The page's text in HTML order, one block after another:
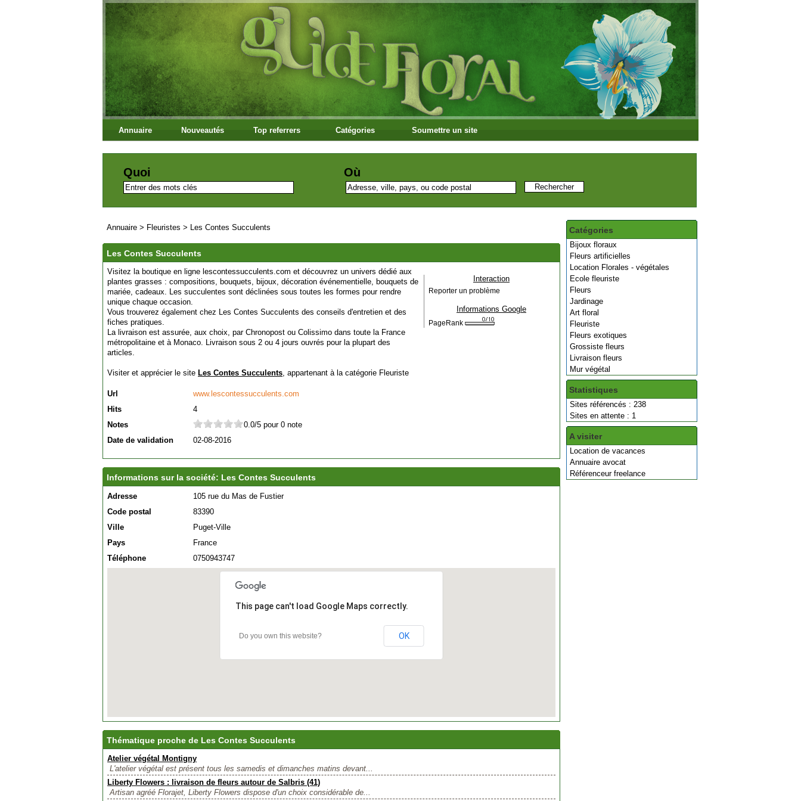
Annuaire Nouveautés Top referrers Catégories Soumettre un site
Quoi Où
Catégories
Bijoux floraux
Fleurs artificielles
Location Florales - végétales
Ecole fleuriste
Fleurs
Jardinage
Art floral
Fleuriste
Fleurs exotiques
Grossiste fleurs
Livraison fleurs
Mur végétal
Statistiques
Sites référencés : 238
Sites en attente : 1
A visiter
Location de vacances
Annuaire avocat
Référenceur freelance
Annuaire > Fleuristes > Les Contes Succulents
Les Contes Succulents
Visitez la boutique en ligne lescontessucculents.com et découvrez un univers dédié aux
plantes grasses : compositions, bouquets, bijoux, décoration événementielle, bouquets de
mariée, cadeaux. Les succulentes sont déclinées sous toutes les formes pour rendre
unique chaque occasion.
Vous trouverez également chez Les Contes Succulents des conseils d'entretien et des
fiches pratiques.
La livraison est assurée, aux choix, par Chronopost ou Colissimo dans toute la France
métropolitaine et à Monaco. Livraison sous 2 ou 4 jours ouvrés pour la plupart des
articles.
Visiter et apprécier le site Les Contes Succulents, appartenant à la catégorie Fleuriste
Url
www.lescontessucculents.com
Hits
4
Notes
0.0/5 pour 0 note
Date de validation
02-08-2016
Interaction
Reporter un problème
Informations Google
PageRank
Informations sur la société: Les Contes Succulents
Adresse
105 rue du Mas de Fustier
Code postal
83390
Ville
Puget-Ville
Pays
France
Téléphone
0750943747
This page can't load Google Maps correctly.
Do you own this website? OK
Thématique proche de Les Contes Succulents
Atelier végétal Montigny
L'atelier végétal est présent tous les samedis et dimanches matins devant...
Liberty Flowers : livraison de fleurs autour de Salbris (41)
Artisan agréé Florajet, Liberty Flowers dispose d'un choix considérable de...